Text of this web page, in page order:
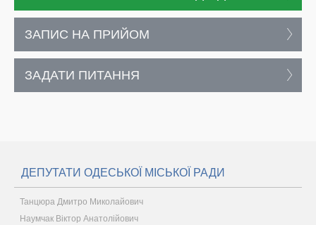
ЗАПИС НА ПРИЙОМ
ЗАДАТИ ПИТАННЯ
ДЕПУТАТИ ОДЕСЬКОЇ МІСЬКОЇ РАДИ
Танцюра Дмитро Миколайович
Наумчак Віктор Анатолійович